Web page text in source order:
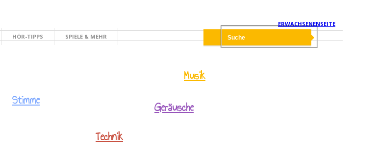
ERWACHSENENSEITE
HÖR-TIPPS SPIELE & MEHR
Stimme
Technik
Musik
Geräusche